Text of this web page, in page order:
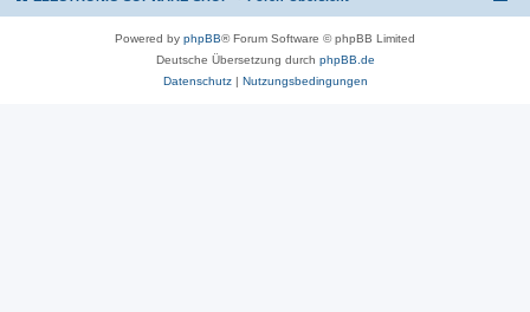
Powered by phpBB® Forum Software © phpBB Limited
Deutsche Übersetzung durch phpBB.de
Datenschutz| Nutzungsbedingungen